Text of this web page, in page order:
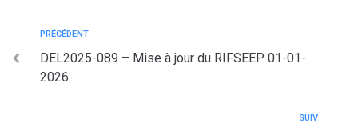
PRÉCÉDENT
DEL2025-089 – Mise à jour du RIFSEEP 01-01-
2026
SUIV